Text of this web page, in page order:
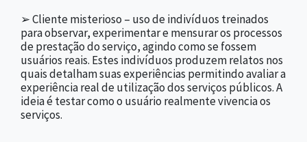
➢ Cliente misterioso – uso de indivíduos treinados
para observar, experimentar e mensurar os processos
de prestação do serviço, agindo como se fossem
usuários reais. Estes indivíduos produzem relatos nos
quais detalham suas experiências permitindo avaliar a
experiência real de utilização dos serviços públicos. A
ideia é testar como o usuário realmente vivencia os
serviços.